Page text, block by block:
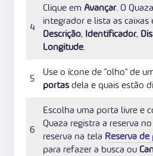
4
Clique em Avançar. O
integrador e lista as caixas
Descrição, Identificador,
Longitude.
5
Use o ícone de "olho" de
portasdela e quais estão
6
Escolha uma porta livre e
Quaza registra a reserva
reserva na tela Reserva
para refazer a busca ou